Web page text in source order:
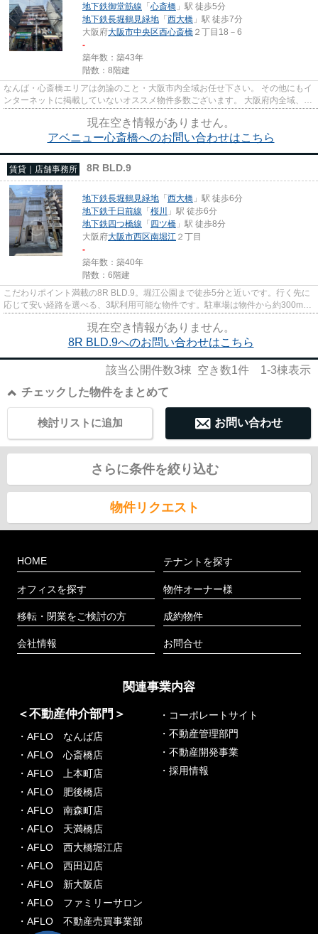
地下鉄御堂筋線 「心斎橋 」駅 徒歩5分
地下鉄長堀鶴見緑地 「西大橋 」駅 徒歩7分
大阪府大阪市中央区西心斎橋 ２丁目18－6
-
築年数：築43年
階数：8階建
なんば・心斎橋エリアは勿論のこと・大阪市内全域お任せ下さい。 その他にもイ
ンターネットに掲載していないオススメ物件多数ございます。 大阪府内全域、経
験豊富なスタッフがご対応...
現在空き情報がありません。
アベニュー心斎橋へのお問い合わせはこちら
賃貸｜店舗事務所 8R BLD.9
地下鉄長堀鶴見緑地 「西大橋 」駅 徒歩6分
地下鉄千日前線 「桜川
」駅 徒歩6分
地下鉄四つ橋線 「四ツ橋 」駅 徒歩8分
大阪府大阪市西区南堀江 ２丁目
-
築年数：築40年
階数：6階建
こだわりポイント満載の8R BLD.9。堀江公園まで徒歩5分と近いです。行く先に
応じて安い経路を選べる、3駅利用可能な物件です。駐車場は物件から約300mで
す。利便性の高い徒歩6分の物件...
現在空き情報がありません。
8R BLD.9へのお問い合わせはこちら
該当公開件数3棟 空き数1件 1-3棟表示
チェックした物件をまとめて
お問い合わせ
検討リストに追加
さらに条件を絞り込む
物件リクエスト
HOME
オフィスを探す
移転・閉業をご検討の方
会社情報
テナントを探す
物件オーナー様
成約物件
お問合せ
関連事業内容
＜不動産仲介部門＞
・AFLO なんば店
・AFLO 心斎橋店
・AFLO 上本町店
・AFLO 肥後橋店
・AFLO 南森町店
・AFLO 天満橋店
・AFLO 西大橋堀江店
・AFLO 西田辺店
・AFLO 新大阪店
・AFLO ファミリーサロン
・AFLO 不動産売買事業部
・コーポレートサイト
・不動産管理部門
・不動産開発事業
・採用情報